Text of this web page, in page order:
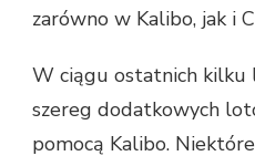
zarówno w Kalibo, jak i
W ciągu ostatnich kilku
szereg dodatkowych
pomocą Kalibo.